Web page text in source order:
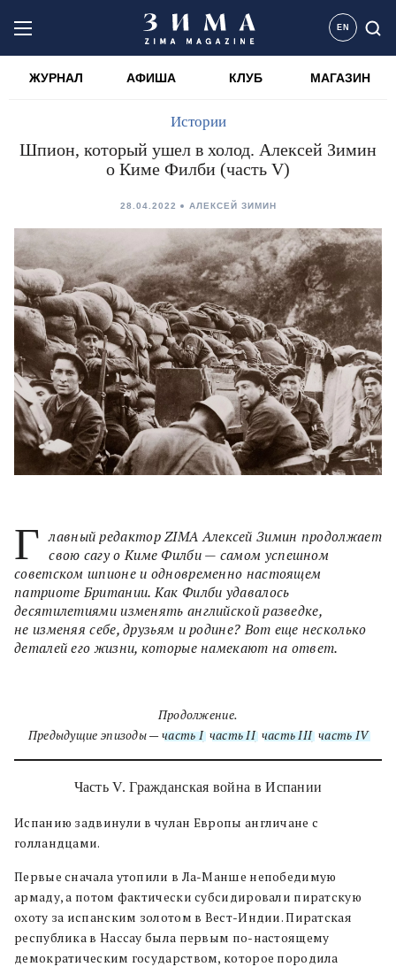
EN
ЖУРНАЛ АФИША КЛУБ МАГАЗИН
Истории
Шпион, который ушел в холод. Алексей Зимин
о Киме Филби (часть V)
28.04.2022 АЛЕКСЕЙ ЗИМИН
Г лавный редактор ZIMA Алексей Зимин продолжает
свою сагу о Киме Филби — самом успешном
советском шпионе и одновременно настоящем
патриоте Британии. Как Филби удавалось
десятилетиями изменять английской разведке,
не изменяя себе, друзьям и родине? Вот еще несколько
деталей его жизни, которые намекают на ответ.
Продолжение.
Предыдущие эпизоды —часть I, часть II, часть III, часть IV
Часть V. Гражданская война в Испании
Испанию задвинули в чулан Европы англичане с
голландцами.
Первые сначала утопили в Ла-Манше непобедимую
армаду, а потом фактически субсидировали пиратскую
охоту за испанским золотом в Вест-Индии. Пиратская
республика в Нассау была первым по-настоящему
демократическим государством, которое породила